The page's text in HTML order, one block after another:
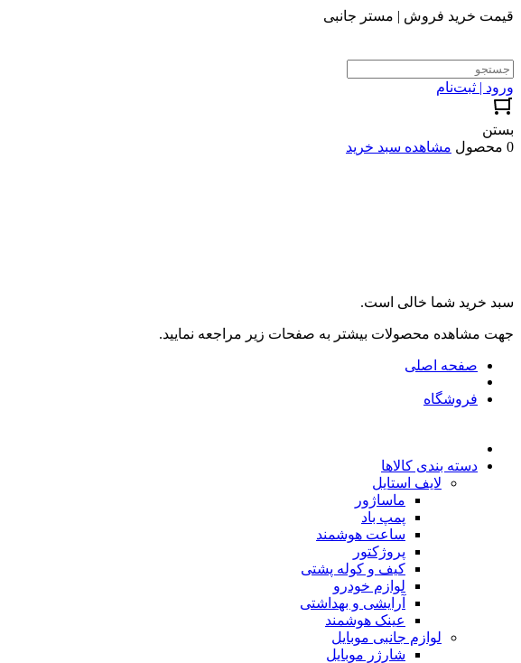
قیمت خرید فروش | مستر جانبی
ورود | ثبت‌نام
بستن
0 محصول
مشاهده سبد خرید
سبد خرید شما خالی است.
جهت مشاهده محصولات بیشتر به صفحات زیر مراجعه نمایید.
صفحه اصلی
فروشگاه
دسته بندی کالاها
لایف استایل
ماساژور
پمپ باد
ساعت هوشمند
پروژکتور
کیف و کوله پشتی
لوازم خودرو
آرایشی و بهداشتی
عینک هوشمند
لوازم جانبی موبایل
شارژر موبایل